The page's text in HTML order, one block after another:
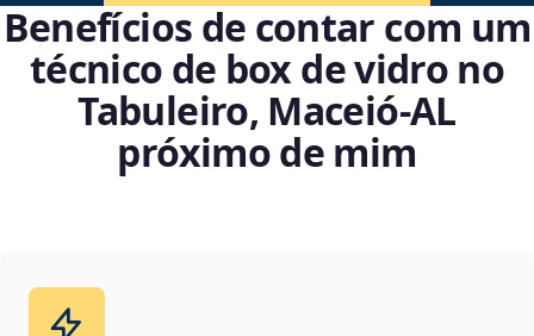
Benefícios de contar com um
técnico de box de vidro no
Tabuleiro, Maceió‑AL
próximo de mim